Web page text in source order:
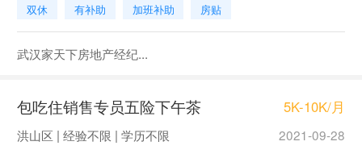
双休 有补助 加班补助 房贴
武汉家天下房地产经纪...
包吃住销售专员五险下午茶 5K-10K/月
洪山区 | 经验不限 | 学历不限 2021-09-28